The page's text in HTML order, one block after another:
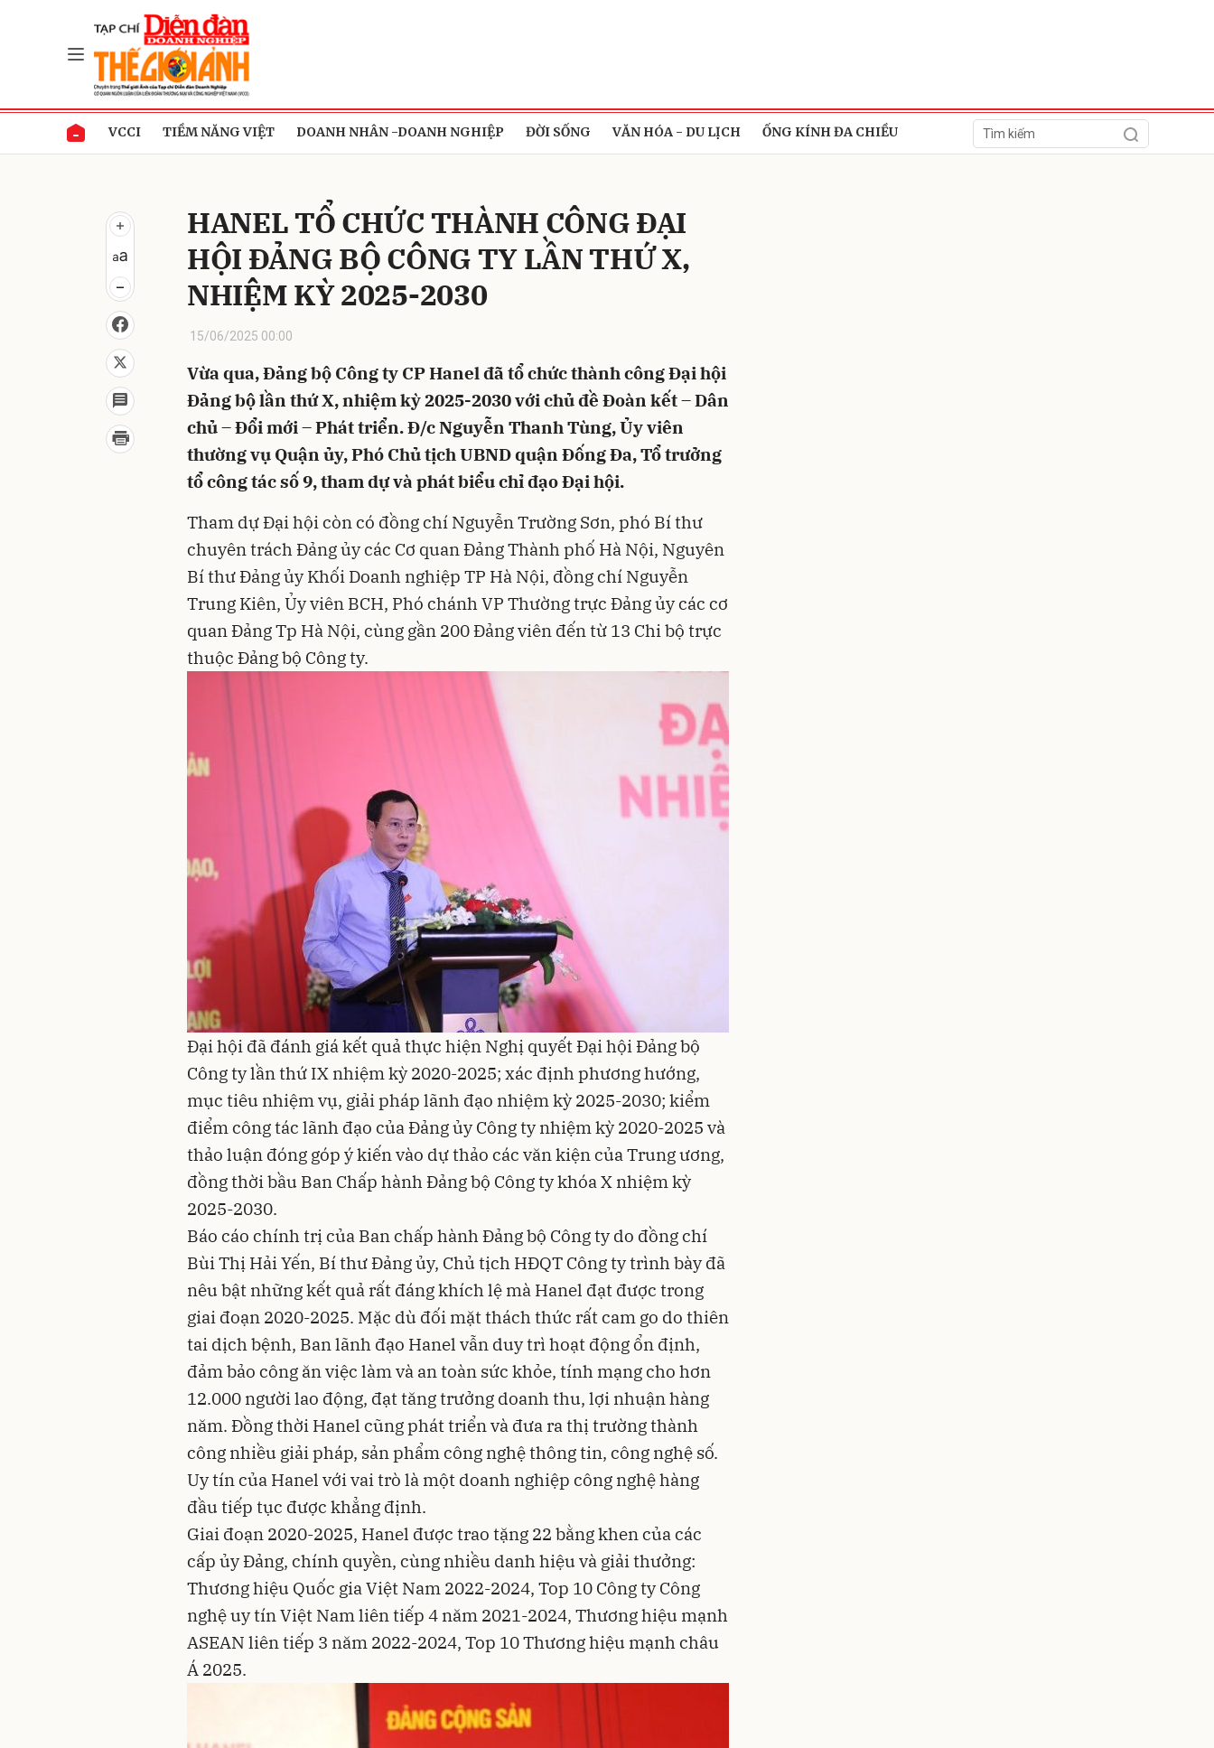
VCCI TIỀM NĂNG VIỆT DOANH NHÂN -DOANH NGHIỆP ĐỜI SỐNG VĂN HÓA - DU LỊCH ỐNG KÍNH ĐA CHIỀU
HANEL TỔ CHỨC THÀNH CÔNG ĐẠI
HỘI ĐẢNG BỘ CÔNG TY LẦN THỨ X,
NHIỆM KỲ 2025-2030
15/06/2025 00:00
Vừa qua, Đảng bộ Công ty CP Hanel đã tổ chức thành công Đại hội
Đảng bộ lần thứ X, nhiệm kỳ 2025-2030 với chủ đề Đoàn kết – Dân
chủ – Đổi mới – Phát triển. Đ/c Nguyễn Thanh Tùng, Ủy viên
thường vụ Quận ủy, Phó Chủ tịch UBND quận Đống Đa, Tổ trưởng
tổ công tác số 9, tham dự và phát biểu chỉ đạo Đại hội.
Tham dự Đại hội còn có đồng chí Nguyễn Trường Sơn, phó Bí thư
chuyên trách Đảng ủy các Cơ quan Đảng Thành phố Hà Nội, Nguyên
Bí thư Đảng ủy Khối Doanh nghiệp TP Hà Nội, đồng chí Nguyễn
Trung Kiên, Ủy viên BCH, Phó chánh VP Thường trực Đảng ủy các cơ
quan Đảng Tp Hà Nội, cùng gần 200 Đảng viên đến từ 13 Chi bộ trực
thuộc Đảng bộ Công ty.
Đại hội đã đánh giá kết quả thực hiện Nghị quyết Đại hội Đảng bộ
Công ty lần thứ IX nhiệm kỳ 2020-2025; xác định phương hướng,
mục tiêu nhiệm vụ, giải pháp lãnh đạo nhiệm kỳ 2025-2030; kiểm
điểm công tác lãnh đạo của Đảng ủy Công ty nhiệm kỳ 2020-2025 và
thảo luận đóng góp ý kiến vào dự thảo các văn kiện của Trung ương,
đồng thời bầu Ban Chấp hành Đảng bộ Công ty khóa X nhiệm kỳ
2025-2030.
Báo cáo chính trị của Ban chấp hành Đảng bộ Công ty do đồng chí
Bùi Thị Hải Yến, Bí thư Đảng ủy, Chủ tịch HĐQT Công ty trình bày đã
nêu bật những kết quả rất đáng khích lệ mà Hanel đạt được trong
giai đoạn 2020-2025. Mặc dù đối mặt thách thức rất cam go do thiên
tai dịch bệnh, Ban lãnh đạo Hanel vẫn duy trì hoạt động ổn định,
đảm bảo công ăn việc làm và an toàn sức khỏe, tính mạng cho hơn
12.000 người lao động, đạt tăng trưởng doanh thu, lợi nhuận hàng
năm. Đồng thời Hanel cũng phát triển và đưa ra thị trường thành
công nhiều giải pháp, sản phẩm công nghệ thông tin, công nghệ số.
Uy tín của Hanel với vai trò là một doanh nghiệp công nghệ hàng
đầu tiếp tục được khẳng định.
Giai đoạn 2020-2025, Hanel được trao tặng 22 bằng khen của các
cấp ủy Đảng, chính quyền, cùng nhiều danh hiệu và giải thưởng:
Thương hiệu Quốc gia Việt Nam 2022-2024, Top 10 Công ty Công
nghệ uy tín Việt Nam liên tiếp 4 năm 2021-2024, Thương hiệu mạnh
ASEAN liên tiếp 3 năm 2022-2024, Top 10 Thương hiệu mạnh châu
Á 2025.